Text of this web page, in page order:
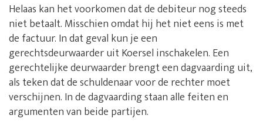
Helaas kan het voorkomen dat de debiteur nog steeds
niet betaalt. Misschien omdat hij het niet eens is met
de factuur. In dat geval kun je een
gerechtsdeurwaarder uit Koersel inschakelen. Een
gerechtelijke deurwaarder brengt een dagvaarding uit,
als teken dat de schuldenaar voor de rechter moet
verschijnen. In de dagvaarding staan alle feiten en
argumenten van beide partijen.